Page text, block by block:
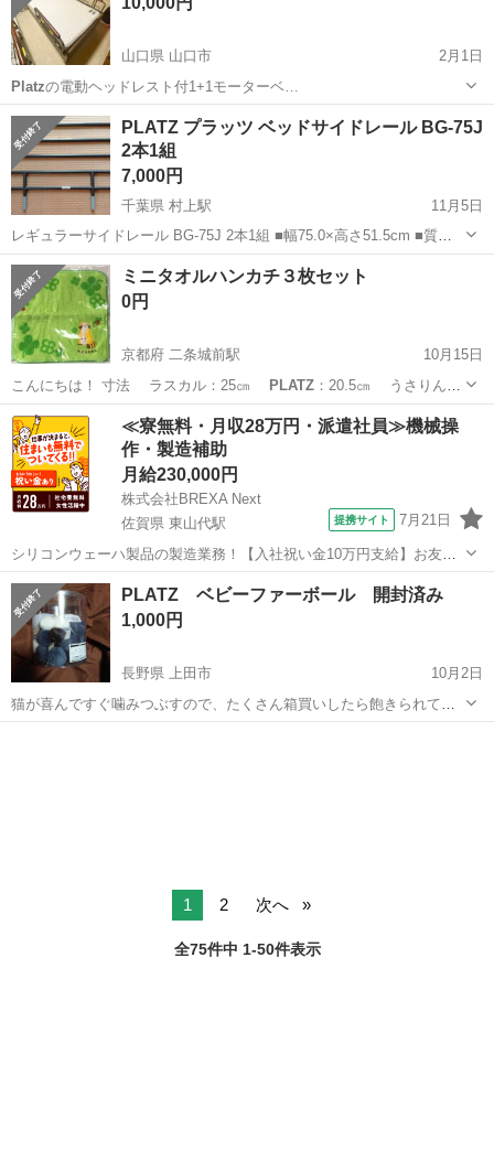
山口県 山口市
2月1日
Platzの電動ヘッドレスト付1+1モーターベ…
山口 山口市
PLATZ プラッツ ベッドサイドレール BG-75J
2本1組
7,000円
千葉県 村上駅
11月5日
レギュラーサイドレール BG-75J 2本1組 ■幅75.0×高さ51.5cm ■質量
／5.4kg（2本） ■材質／スチール、PA樹脂 ■メーカー希望小売価格
11,500円（税別） 自宅で1本だけ使っていましたが（写真2...
千葉 八千代市 村上駅 家具 ダンボール
ミニタオルハンカチ３枚セット
0円
京都府 二条城前駅
10月15日
こんにちは！ 寸法 ラスカル：25㎝
PLATZ：20.5㎝ うさりん：
21㎝ 新品未使用です。
京都 京都市 二条城前駅 生活雑貨 タオルハンカチ
≪寮無料・月収28万円・派遣社員≫機械操
作・製造補助
月給230,000円
株式会社BREXA Next
佐賀県 東山代駅
提携サイト 7月21日
シリコンウェーハ製品の製造業務！【入社祝い金10万円支給】お友達
やカップルとの応募OK◎年間休日129日＆休出なしでプライベート充
実♪業務はクリーンルームで快適作業◎自社正社員登用制度あり★1食
300円～の格安食堂あり！《佐...
佐賀 伊万里市
PLATZ ベビーファーボール 開封済み
1,000円
長野県 上田市
10月2日
猫が喜んですぐ噛みつぶすので、たくさん箱買いしたら飽きられて余
ってしまいました。 開封品です。 写真の通り2/3くらい残っていま
1 2 次へ
全75件中 1-50件表示